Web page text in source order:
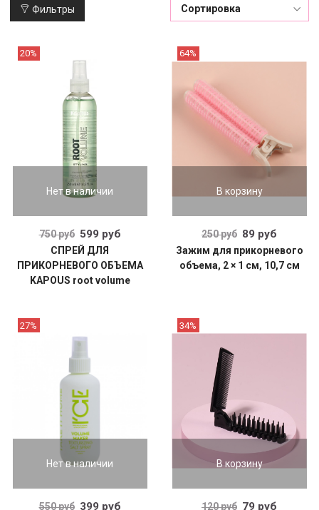
Фильтры
Нет в наличии
20%
750 руб 599 руб
СПРЕЙ ДЛЯ
ПРИКОРНЕВОГО ОБЪЕМА
KAPOUS root volume
В корзину
64%
250 руб 89 руб
Зажим для прикорневого
объема, 2 × 1 см, 10,7 см
Нет в наличии
27%
550 руб 399 руб
В корзину
34%
120 руб 79 руб